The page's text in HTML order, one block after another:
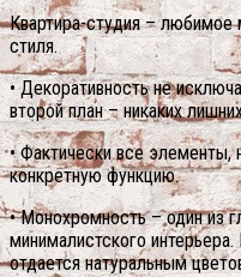
Квартира-студия – любимое
стиля.
• Декоративность не
второй план – никаких
• Фактически все
конкретную функцию.
• Монохромность – один из
минималистского
отдается натуральным